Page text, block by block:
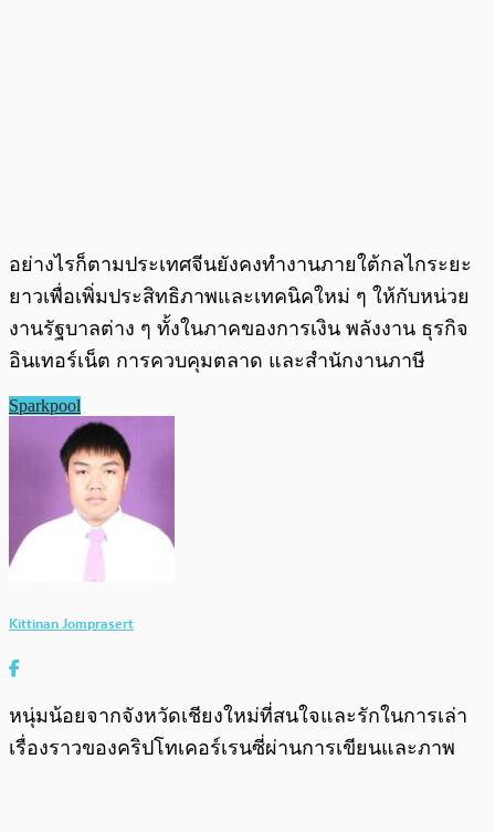
อย่างไรก็ตามประเทศจีนยังคงทำงานภายใต้กลไกระยะ
ยาวเพื่อเพิ่มประสิทธิภาพและเทคนิคใหม่ ๆ ให้กับหน่วย
งานรัฐบาลต่าง ๆ ทั้งในภาคของการเงิน พลังงาน ธุรกิจ
อินเทอร์เน็ต การควบคุมตลาด และสำนักงานภาษี
Sparkpool
Kittinan Jomprasert
หนุ่มน้อยจากจังหวัดเชียงใหม่ที่สนใจและรักในการเล่า
เรื่องราวของคริปโทเคอร์เรนซี่ผ่านการเขียนและภาพ